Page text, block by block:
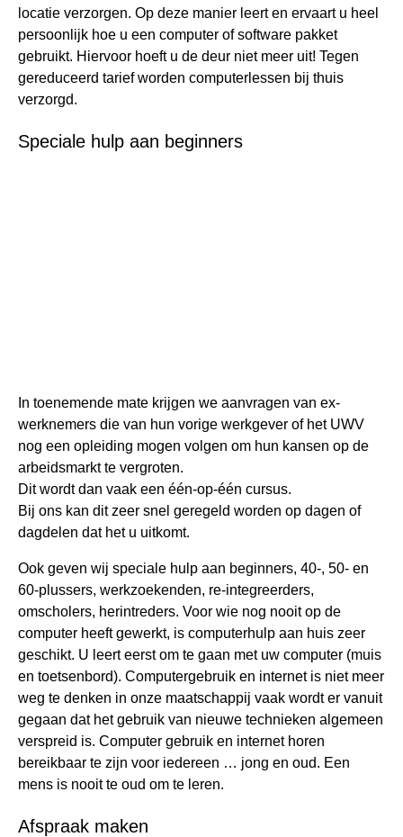
locatie verzorgen. Op deze manier leert en ervaart u heel
persoonlijk hoe u een computer of software pakket
gebruikt. Hiervoor hoeft u de deur niet meer uit! Tegen
gereduceerd tarief worden computerlessen bij thuis
verzorgd.
Speciale hulp aan beginners
In toenemende mate krijgen we aanvragen van ex-
werknemers die van hun vorige werkgever of het UWV
nog een opleiding mogen volgen om hun kansen op de
arbeidsmarkt te vergroten.
Dit wordt dan vaak een één-op-één cursus.
Bij ons kan dit zeer snel geregeld worden op dagen of
dagdelen dat het u uitkomt.
Ook geven wij speciale hulp aan beginners, 40-, 50- en
60-plussers, werkzoekenden, re-integreerders,
omscholers, herintreders. Voor wie nog nooit op de
computer heeft gewerkt, is computerhulp aan huis zeer
geschikt. U leert eerst om te gaan met uw computer (muis
en toetsenbord). Computergebruik en internet is niet meer
weg te denken in onze maatschappij vaak wordt er vanuit
gegaan dat het gebruik van nieuwe technieken algemeen
verspreid is. Computer gebruik en internet horen
bereikbaar te zijn voor iedereen … jong en oud. Een
mens is nooit te oud om te leren.
Afspraak maken